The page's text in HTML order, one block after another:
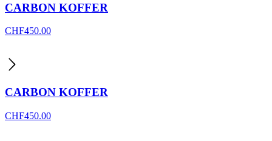
CARBON KOFFER
CHF450.00
CARBON KOFFER
CHF450.00